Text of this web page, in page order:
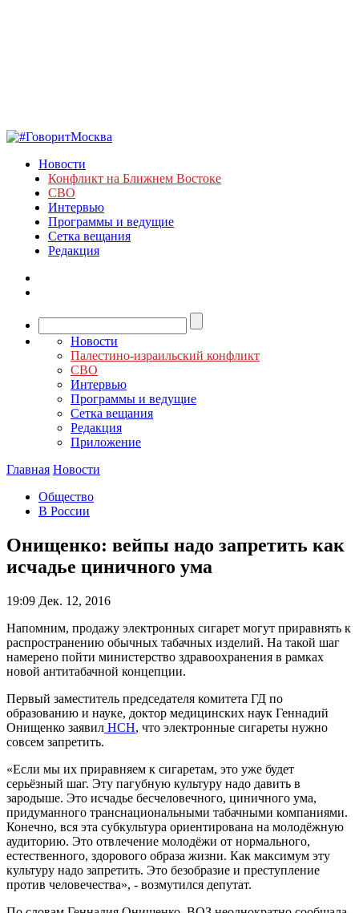
Новости
Конфликт на Ближнем Востоке
СВО
Интервью
Программы и ведущие
Сетка вещания
Редакция
Новости
Палестино-израильский конфликт
СВО
Интервью
Программы и ведущие
Сетка вещания
Редакция
Приложение
Главная Новости
Общество
В России
Онищенко: вейпы надо запретить как
исчадье циничного ума
19:09 Дек. 12, 2016
Напомним, продажу электронных сигарет могут приравнять к
распространению обычных табачных изделий. На такой шаг
намерено пойти министерство здравоохранения в рамках
новой антитабачной концепции.
Первый заместитель председателя комитета ГД по
образованию и науке, доктор медицинских наук Геннадий
Онищенко заявил НСН, что электронные сигареты нужно
совсем запретить.
«Если мы их приравняем к сигаретам, это уже будет
серьёзный шаг. Эту пагубную культуру надо давить в
зародыше. Это исчадье бесчеловечного, циничного ума,
придуманного транснациональными табачными компаниями.
Конечно, вся эта субкультура ориентирована на молодёжную
аудиторию. Это отвлечение молодёжи от нормального,
естественного, здорового образа жизни. Как максимум эту
культуру надо запретить. Это безобразие и преступление
против человечества», - возмутился депутат.